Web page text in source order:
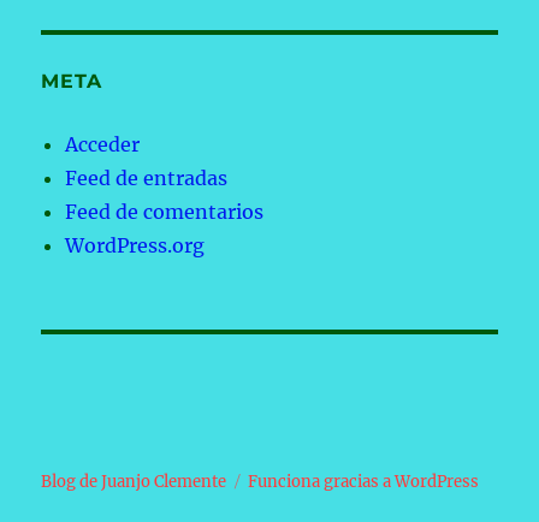
META
Acceder
Feed de entradas
Feed de comentarios
WordPress.org
Blog de Juanjo Clemente Funciona gracias a WordPress